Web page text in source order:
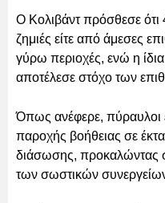
Ο Κολιβάντ πρόσθεσε ότι
ζημιές είτε από άμεσες
γύρω περιοχές, ενώ η
αποτέλεσε στόχο των
Όπως ανέφερε, πύραυλοι
παροχής βοήθειας σε
διάσωσης, προκαλώντας
των σωστικών